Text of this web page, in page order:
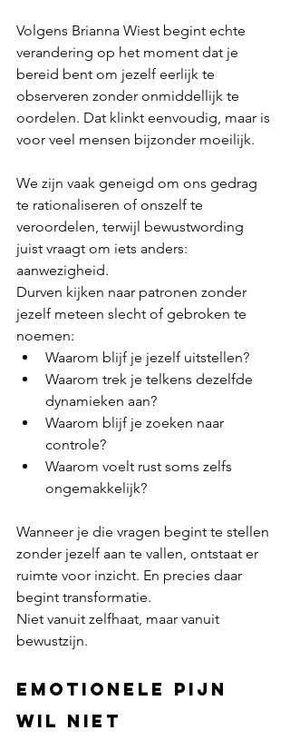
Volgens Brianna Wiest begint echte
verandering op het moment dat je
bereid bent om jezelf eerlijk te
observeren zonder onmiddellijk te
oordelen. Dat klinkt eenvoudig, maar is
voor veel mensen bijzonder moeilijk.
We zijn vaak geneigd om ons gedrag
te rationaliseren of onszelf te
veroordelen, terwijl bewustwording
juist vraagt om iets anders:
aanwezigheid.
Durven kijken naar patronen zonder
jezelf meteen slecht of gebroken te
noemen:
Waarom blijf je jezelf uitstellen?
Waarom trek je telkens dezelfde
dynamieken aan?
Waarom blijf je zoeken naar
controle?
Waarom voelt rust soms zelfs
ongemakkelijk?
Wanneer je die vragen begint te stellen
zonder jezelf aan te vallen, ontstaat er
ruimte voor inzicht. En precies daar
begint transformatie.
Niet vanuit zelfhaat, maar vanuit
bewustzijn.
Emotionele pijn
wil niet